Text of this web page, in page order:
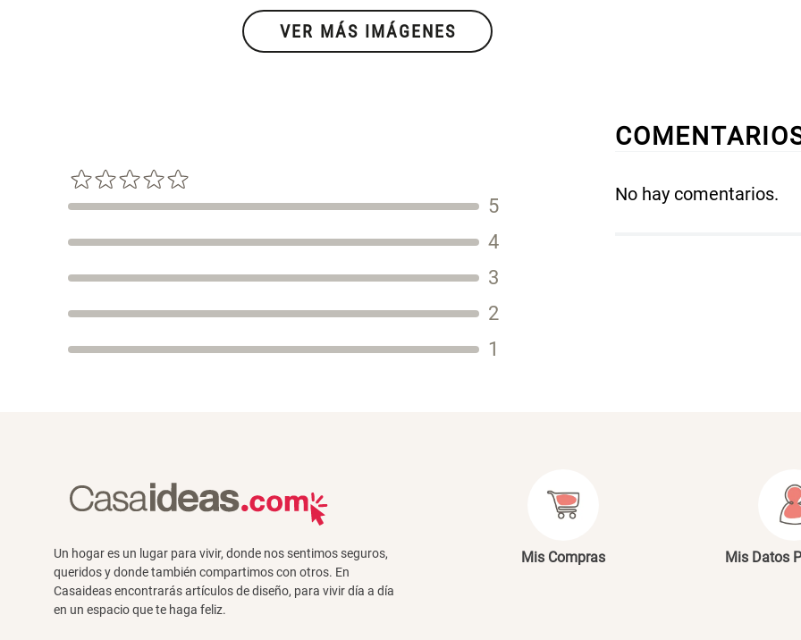
VER MÁS IMÁGENES
5
4
3
2
1
No hay comentarios.
Un hogar es un lugar para vivir, donde nos sentimos seguros,
queridos y donde también compartimos con otros. En
Casaideas encontrarás artículos de diseño, para vivir día a día
en un espacio que te haga feliz.
Mis Compras Mis Datos